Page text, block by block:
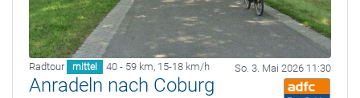
Radtour mittel 40 - 59 km, 15-18 km/h So. 3. Mai 2026 11:30
Anradeln nach Coburg